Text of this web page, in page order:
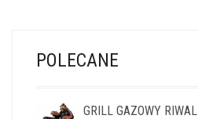
POLECANE
GRILL GAZOWY